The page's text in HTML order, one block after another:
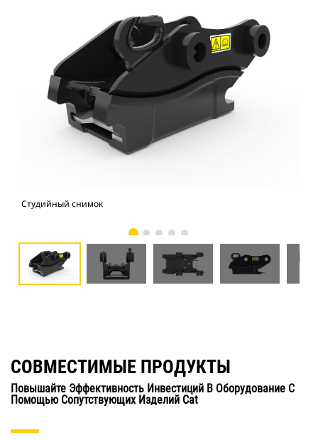
Студийный снимок
СОВМЕСТИМЫЕ ПРОДУКТЫ
Повышайте Эффективность Инвестиций В Оборудование С
Помощью Сопутствующих Изделий Cat